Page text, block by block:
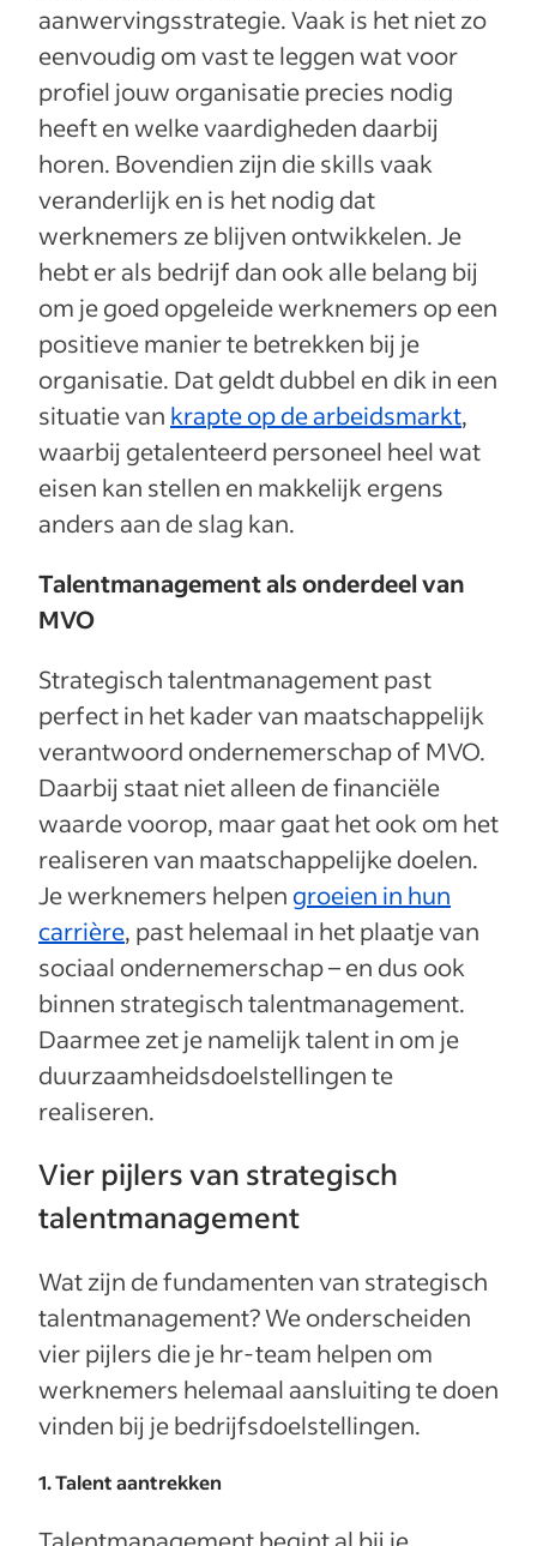
aanwervingsstrategie. Vaak is het niet zo
eenvoudig om vast te leggen wat voor
profiel jouw organisatie precies nodig
heeft en welke vaardigheden daarbij
horen. Bovendien zijn die skills vaak
veranderlijk en is het nodig dat
werknemers ze blijven ontwikkelen. Je
hebt er als bedrijf dan ook alle belang bij
om je goed opgeleide werknemers op een
positieve manier te betrekken bij je
organisatie. Dat geldt dubbel en dik in een
situatie van krapte op de arbeidsmarkt,
waarbij getalenteerd personeel heel wat
eisen kan stellen en makkelijk ergens
anders aan de slag kan.
Talentmanagement als onderdeel van
MVO
Strategisch talentmanagement past
perfect in het kader van maatschappelijk
verantwoord ondernemerschap of MVO.
Daarbij staat niet alleen de financiële
waarde voorop, maar gaat het ook om het
realiseren van maatschappelijke doelen.
Je werknemers helpen groeien in hun
carrière, past helemaal in het plaatje van
sociaal ondernemerschap – en dus ook
binnen strategisch talentmanagement.
Daarmee zet je namelijk talent in om je
duurzaamheidsdoelstellingen te
realiseren.
Vier pijlers van strategisch
talentmanagement
Wat zijn de fundamenten van strategisch
talentmanagement? We onderscheiden
vier pijlers die je hr-team helpen om
werknemers helemaal aansluiting te doen
vinden bij je bedrijfsdoelstellingen.
1. Talent aantrekken